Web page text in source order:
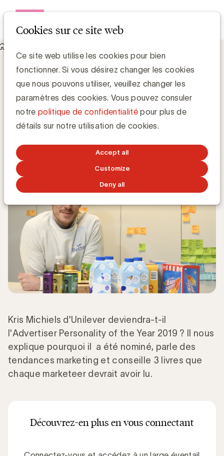
Cookies sur ce site web
Ce site web utilise les cookies pour bien
fonctionner. Si vous désirez changer les cookies
que nous pouvons utiliser, veuillez changer les
paramètres des cookies. Vous pouvez consuler
notre politique de confidentialitépour plus de
détails sur notre utilisation de cookies.
Accept all
Customize
Deny all
Trois questions à Kris Michiels, nominé pour le titre
d’APOY 2019
Trois questions à Kris Michiels, nominé
pour le titre d’APOY 2019
Chris Van Roey
9 DÉCEMBRE 2019
Kris Michiels d'Unilever deviendra-t-il
l'Advertiser Personality of the Year 2019 ? Il nous
explique pourquoi il a été nominé, parle des
tendances marketing et conseille 3 livres que
chaque marketeer devrait avoir lu.
Découvrez-en plus en vous connectant